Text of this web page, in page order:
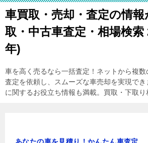
車買取・売却・査定の情
取・中古車査定・相場検索
年)
車を高く売るなら一括査定！ネットから複
査定を依頼し、スムーズな車売却を実現で
に関するお役立ち情報も満載。買取・下取